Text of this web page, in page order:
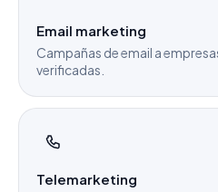
Email marketing
Campañas de email a
verificadas.
Telemarketing